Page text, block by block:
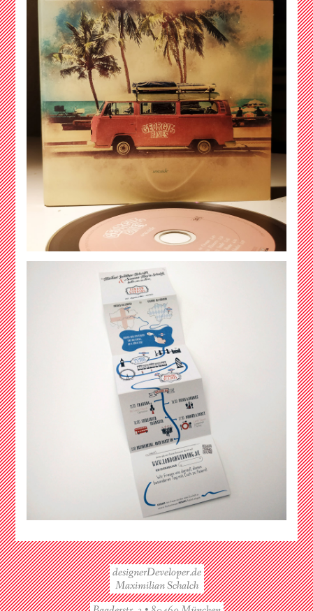
designerDeveloper.de
Maximilian Schalch